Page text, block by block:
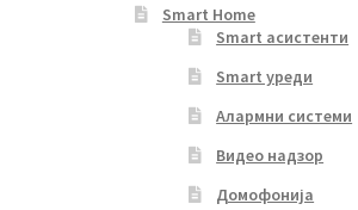
Smart Home
Smart асистенти
Smart уреди
Алармни системи
Видео надзор
Домофонија